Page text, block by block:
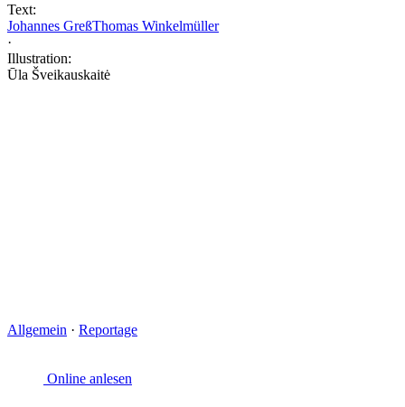
Text:
Johannes GreßThomas Winkelmüller
·
Illustration:
Ūla Šveikauskaitė
Allgemein · Reportage
Online anlesen